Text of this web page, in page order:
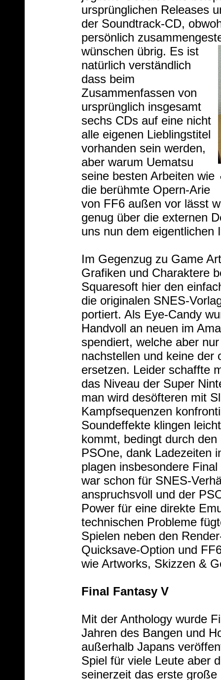
ursprünglichen Releases
der Soundtrack-CD,
persönlich
wünschen übrig. Es ist
natürlich verständlich
dass beim
Zusammenfassen von
ursprünglich insgesamt
sechs CDs auf eine nicht
alle eigenen Lieblingstitel
vorhanden sein werden,
aber warum Uematsu
seine besten Arbeiten wie
die berühmte Opern-Arie
von FF6 außen vor lässt
genug über die externen
uns nun dem eigentlichen
Im Gegenzug zu Game
Grafiken und Charaktere
Squaresoft hier den
die originalen SNES-
portiert. Als Eye-Candy
Handvoll an neuen im
spendiert, welche aber
nachstellen und keine der
ersetzen. Leider schaffte
das Niveau der Super
man wird desöfteren mit
Kampfsequenzen
Soundeffekte klingen
kommt, bedingt durch
PSOne, dank Ladezeiten
plagen insbesondere
war schon für SNES-
anspruchsvoll und der
Power für eine direkte
technischen Probleme
Spielen neben den
Quicksave-Option und
wie Artworks, Skizzen &
Final Fantasy V
Mit der Anthology wurde
Jahren des Bangen und
außerhalb Japans
Spiel für viele Leute aber
seinerzeit das erste